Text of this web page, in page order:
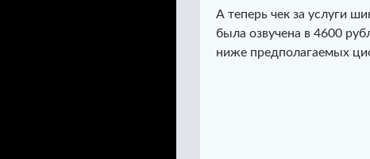
А теперь чек за услуги
была озвучена в 4600
ниже предполагаемых